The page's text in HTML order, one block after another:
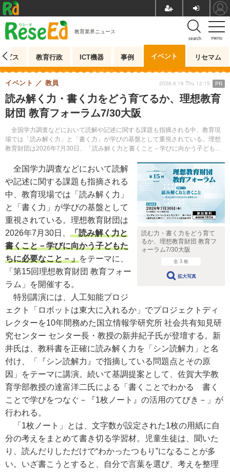
menu
search
教育業界ニュース
ビス 教育行政 ICT機器 事例 イベント リセマム
読み解く力・書く力をどう育てるか、理想教育
財団 教育フォーラム7/30大阪
全国学力調査などにおいて読解や記述に関する課題も指摘される中、教育現
場では「読み解く力」と「書く力」が学びの基盤として重視されている。理想
教育財団は2026年7月30日、「読み解く力と書くこと－学びに向かう子どもた
催する。参加無料。
イベント 教員 2026.6.18 Thu 12:15 PR
読む力・書く力をどう育て
るか、理想教育財団 教育フ
ォーラム7/30大阪
全 3 枚
拡大写真
全国学力調査などにおいて読解
や記述に関する課題も指摘される
中、教育現場では「読み解く力」
と「書く力」が学びの基盤として
重視されている。理想教育財団は
2026年7月30日、 「読み解く力と
書くこと－学びに向かう子どもた
ちに必要なこと－」をテーマに、
「第15回理想教育財団 教育フォー
ラム」を開催する。
特別講演には、人工知能プロジ
ェクト「ロボットは東大に入れるか」でプロジェクトディ
レクターを10年間務めた国立情報学研究所 社会共有知見研
究センター センター長・教授の新井紀子氏が登壇する。新
井氏は、教科書を正確に読み解く力を「シン読解力」と名
付け、「『シン読解力』で指摘している問題点とその原
因」をテーマに講演。続いて基調提案として、佐賀大学教
育学部教授の達富洋二氏による「書くことでわかる 書く
ことで学びをつなぐ－『1枚ノート』の活用のてびき－」が
行われる。
「1枚ノート」とは、文字数が設定された1枚の用紙に自
分の考えをまとめて書き切る学習材。児童生徒は、聞いた
り、読んだりしただけで“わかったつもり”になることが多
い。いざ書こうとすると、自分で言葉を選び、考えを整理